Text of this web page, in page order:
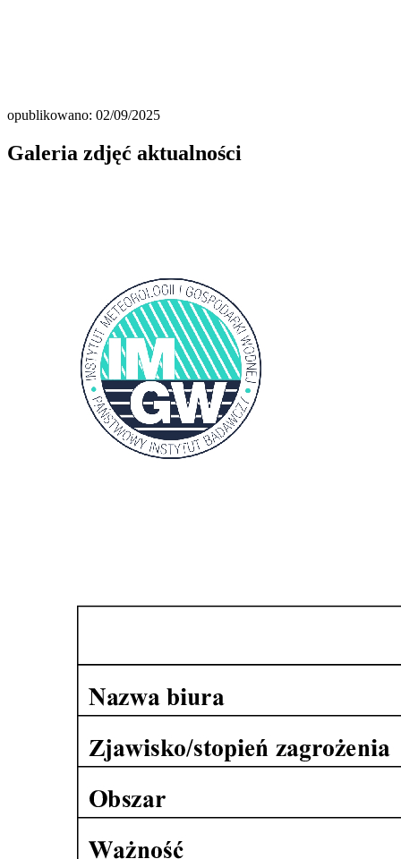
opublikowano: 02/09/2025
Galeria zdjęć aktualności